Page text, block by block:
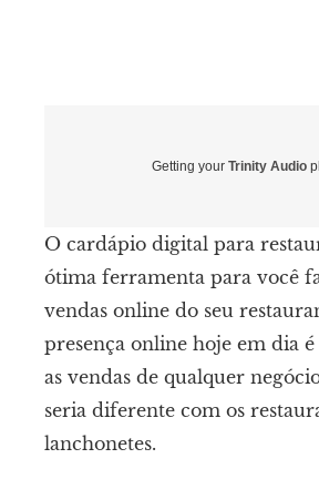
Getting your Trinity Audio
O cardápio digital para
ótima ferramenta para você
vendas online do seu
presença online hoje em dia é
as vendas de qualquer
seria diferente com os
lanchonetes.